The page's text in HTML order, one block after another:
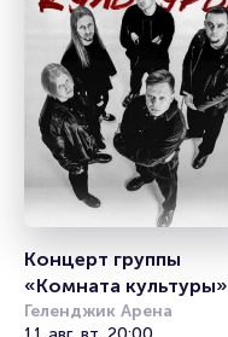
Концерт группы
«Комната культуры»
Геленджик Арена